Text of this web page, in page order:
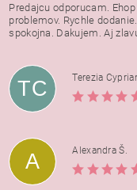
Predajcu odporucam.
problemov. Rychle
spokojna. Dakujem. Aj
TC
Terezia
A
Alexandra Š.